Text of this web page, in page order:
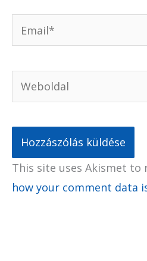
Email*
Weboldal
This site uses Akismet to
how your comment data